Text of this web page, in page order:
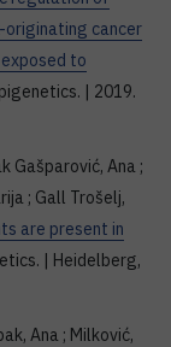
originating cancer
to
| 2019.
Gašparović, Ana ;
; Gall Trošelj,
are present in
| Heidelberg,
Ana ; Milković,